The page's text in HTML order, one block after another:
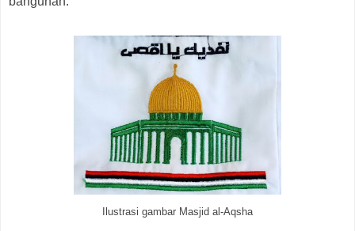
Ilustrasi gambar Masjid al-Aqsha